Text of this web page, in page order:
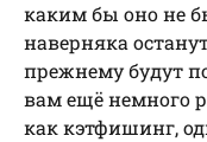
каким бы оно не
наверняка
прежнему будут
вам ещё немного
как кэтфишинг,